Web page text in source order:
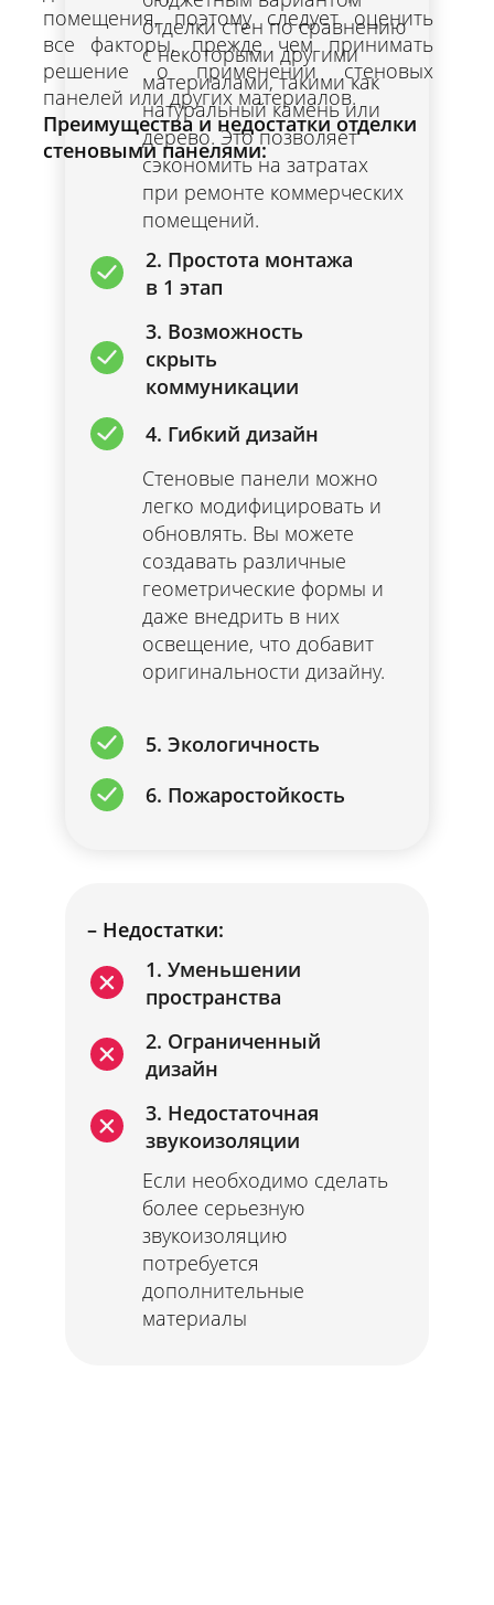
отделки стен по сравнению
с некоторыми другими
материалами, такими как
натуральный камень или
дерево. Это позволяет
сэкономить на затратах
при ремонте коммерческих
помещений.
2. Простота монтажа
в 1 этап
3. Возможность
скрыть
коммуникации
4. Гибкий дизайн
Стеновые панели можно
легко модифицировать и
обновлять. Вы можете
создавать различные
геометрические формы и
даже внедрить в них
освещение, что добавит
оригинальности дизайну.
5. Экологичность
6. Пожаростойкость
– Недостатки:
1. Уменьшении
пространства
2. Ограниченный
дизайн
3. Недостаточная
звукоизоляции
Если необходимо сделать
более серьезную
звукоизоляцию
потребуется
дополнительные
материалы
помещения, поэтому следует оценить
все факторы, прежде чем принимать
решение о применении стеновых
панелей или других материалов.
Преимущества и недостатки отделки
стеновыми панелями: